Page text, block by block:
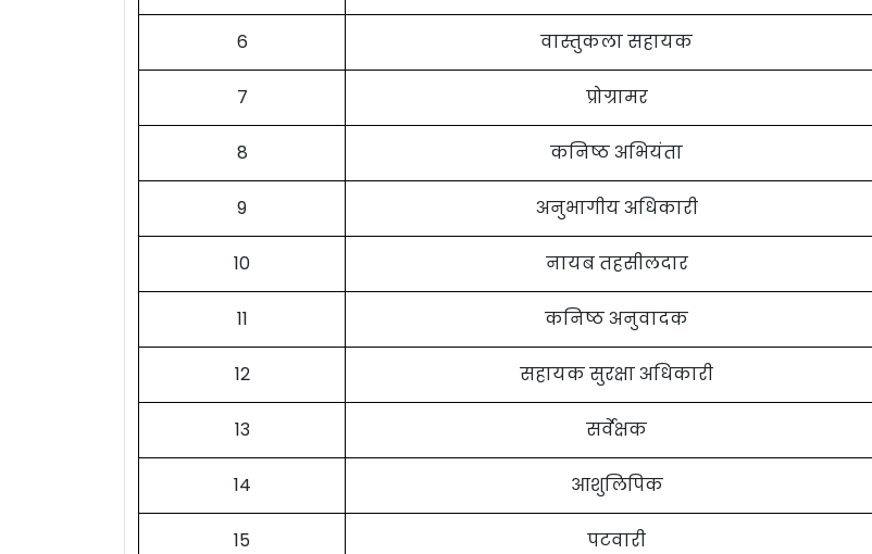
6 वास्तुकला सहायक
7 प्रोग्रामर
8 कनिष्ठ अभियंता
9 अनुभागीय अधिकारी
10 नायब तहसीलदार
11 कनिष्ठ अनुवादक
12 सहायक सुरक्षा अधिकारी
13 सर्वेक्षक
14 आशुलिपिक
15 पटवारी